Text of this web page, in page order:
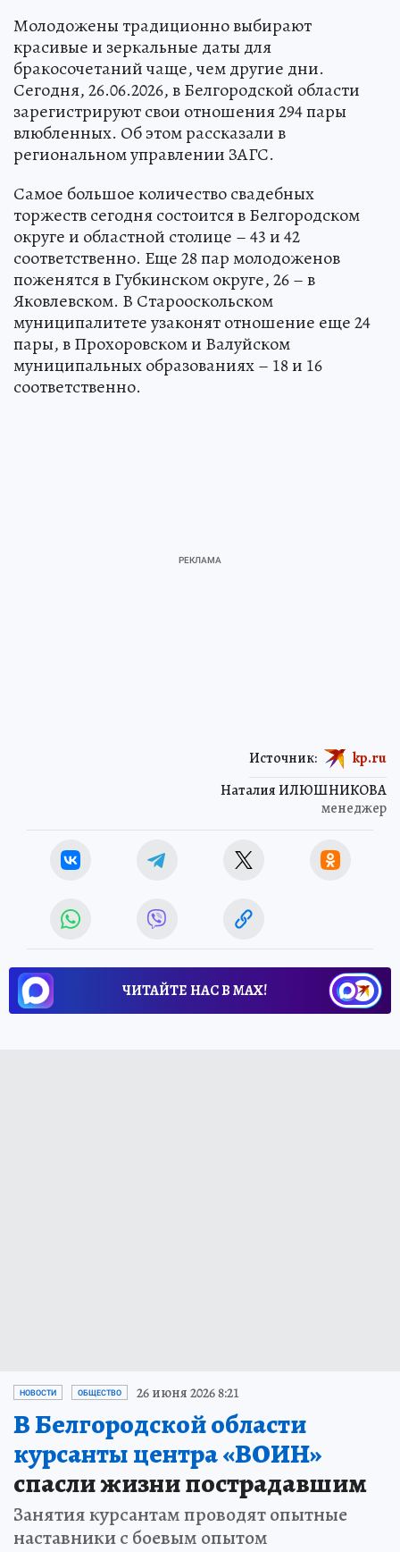
Молодожены традиционно выбирают
красивые и зеркальные даты для
бракосочетаний чаще, чем другие дни.
Сегодня, 26.06.2026, в Белгородской области
зарегистрируют свои отношения 294 пары
влюбленных. Об этом рассказали в
региональном управлении ЗАГС.
Самое большое количество свадебных
торжеств сегодня состоится в Белгородском
округе и областной столице – 43 и 42
соответственно. Еще 28 пар молодоженов
поженятся в Губкинском округе, 26 – в
Яковлевском. В Старооскольском
муниципалитете узаконят отношение еще 24
пары, в Прохоровском и Валуйском
муниципальных образованиях – 18 и 16
соответственно.
Наталия ИЛЮШНИКОВА
менеджер
Источник: kp.ru
ЧИТАЙТЕ НАС В МАХ!
НОВОСТИ ОБЩЕСТВО 26 июня 2026 8:21
В Белгородской области
курсанты центра «ВОИН»
спасли жизни пострадавшим
Занятия курсантам проводят опытные
наставники с боевым опытом